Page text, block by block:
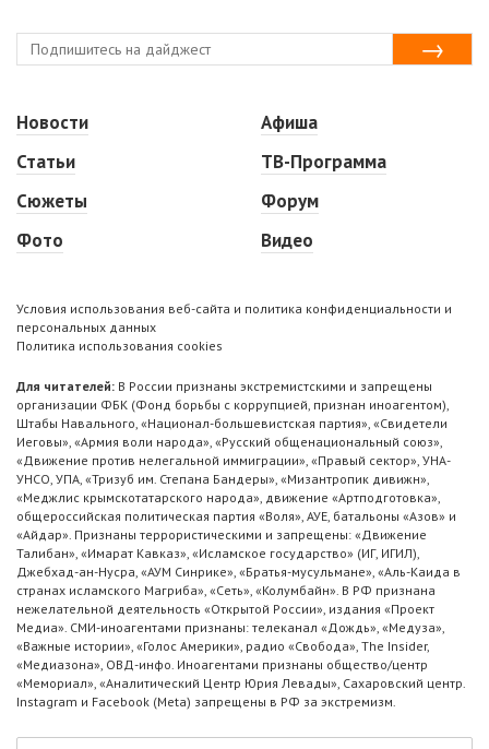
Новости
Статьи
Сюжеты
Фото
Афиша
ТВ-Программа
Форум
Видео
Условия использования веб-сайта и политика конфиденциальности и
персональных данных
Политика использования cookies
Для читателей: В России признаны экстремистскими и запрещены
организации ФБК (Фонд борьбы с коррупцией, признан иноагентом),
Штабы Навального, «Национал-большевистская партия», «Свидетели
Иеговы», «Армия воли народа», «Русский общенациональный союз»,
«Движение против нелегальной иммиграции», «Правый сектор», УНА-
УНСО, УПА, «Тризуб им. Степана Бандеры», «Мизантропик дивижн»,
«Меджлис крымскотатарского народа», движение «Артподготовка»,
общероссийская политическая партия «Воля», АУЕ, батальоны «Азов» и
«Айдар». Признаны террористическими и запрещены: «Движение
Талибан», «Имарат Кавказ», «Исламское государство» (ИГ, ИГИЛ),
Джебхад-ан-Нусра, «АУМ Синрике», «Братья-мусульмане», «Аль-Каида в
странах исламского Магриба», «Сеть», «Колумбайн». В РФ признана
нежелательной деятельность «Открытой России», издания «Проект
Медиа». СМИ-иноагентами признаны: телеканал «Дождь», «Медуза»,
«Важные истории», «Голос Америки», радио «Свобода», The Insider,
«Медиазона», ОВД-инфо. Иноагентами признаны общество/центр
«Мемориал», «Аналитический Центр Юрия Левады», Сахаровский центр.
Instagram и Facebook (Metа) запрещены в РФ за экстремизм.